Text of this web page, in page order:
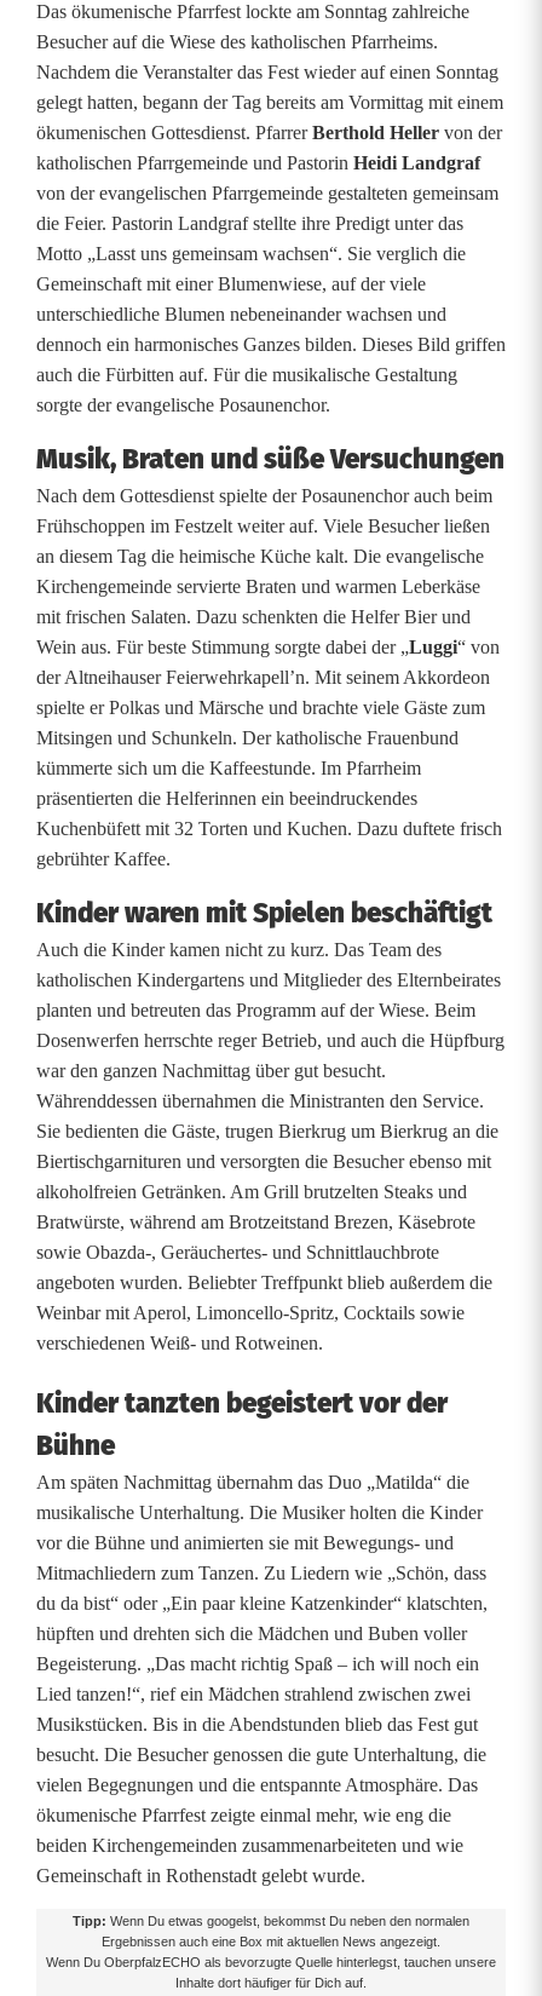
h
e
s
P
f
a
r
r
f
e
s
t
v
e
r
e
i
n
t
G
e
m
e
i
n
d
e
n
i
R
o
t
h
e
n
s
t
a
d
t
Das ökumenische Pfarrfest lockte am Sonntag zahlreiche
Besucher auf die Wiese des katholischen Pfarrheims.
Nachdem die Veranstalter das Fest wieder auf einen Sonntag
gelegt hatten, begann der Tag bereits am Vormittag mit einem
ökumenischen Gottesdienst. PfarrerBerthold Heller von der
katholischen Pfarrgemeinde und Pastorin Heidi Landgraf
von der evangelischen Pfarrgemeinde gestalteten gemeinsam
die Feier. Pastorin Landgraf stellte ihre Predigt unter das
Motto „Lasst uns gemeinsam wachsen“. Sie verglich die
Gemeinschaft mit einer Blumenwiese, auf der viele
unterschiedliche Blumen nebeneinander wachsen und
dennoch ein harmonisches Ganzes bilden. Dieses Bild griffen
auch die Fürbitten auf. Für die musikalische Gestaltung
sorgte der evangelische Posaunenchor.
Musik, Braten und süße Versuchungen
Nach dem Gottesdienst spielte der Posaunenchor auch beim
Frühschoppen im Festzelt weiter auf. Viele Besucher ließen
an diesem Tag die heimische Küche kalt. Die evangelische
Kirchengemeinde servierte Braten und warmen Leberkäse
mit frischen Salaten. Dazu schenkten die Helfer Bier und
Wein aus. Für beste Stimmung sorgte dabei der „Luggi“ von
der Altneihauser Feierwehrkapell’n. Mit seinem Akkordeon
spielte er Polkas und Märsche und brachte viele Gäste zum
Mitsingen und Schunkeln. Der katholische Frauenbund
kümmerte sich um die Kaffeestunde. Im Pfarrheim
präsentierten die Helferinnen ein beeindruckendes
Kuchenbüfett mit 32 Torten und Kuchen. Dazu duftete frisch
gebrühter Kaffee.
Kinder waren mit Spielen beschäftigt
Auch die Kinder kamen nicht zu kurz. Das Team des
katholischen Kindergartens und Mitglieder des Elternbeirates
planten und betreuten das Programm auf der Wiese. Beim
Dosenwerfen herrschte reger Betrieb, und auch die Hüpfburg
war den ganzen Nachmittag über gut besucht.
Währenddessen übernahmen die Ministranten den Service.
Sie bedienten die Gäste, trugen Bierkrug um Bierkrug an die
Biertischgarnituren und versorgten die Besucher ebenso mit
alkoholfreien Getränken. Am Grill brutzelten Steaks und
Bratwürste, während am Brotzeitstand Brezen, Käsebrote
sowie Obazda-, Geräuchertes- und Schnittlauchbrote
angeboten wurden. Beliebter Treffpunkt blieb außerdem die
Weinbar mit Aperol, Limoncello-Spritz, Cocktails sowie
verschiedenen Weiß- und Rotweinen.
Kinder tanzten begeistert vor der
Bühne
Am späten Nachmittag übernahm das Duo „Matilda“ die
musikalische Unterhaltung. Die Musiker holten die Kinder
vor die Bühne und animierten sie mit Bewegungs- und
Mitmachliedern zum Tanzen. Zu Liedern wie „Schön, dass
du da bist“ oder „Ein paar kleine Katzenkinder“ klatschten,
hüpften und drehten sich die Mädchen und Buben voller
Begeisterung. „Das macht richtig Spaß – ich will noch ein
Lied tanzen!“, rief ein Mädchen strahlend zwischen zwei
Musikstücken. Bis in die Abendstunden blieb das Fest gut
besucht. Die Besucher genossen die gute Unterhaltung, die
vielen Begegnungen und die entspannte Atmosphäre. Das
ökumenische Pfarrfest zeigte einmal mehr, wie eng die
beiden Kirchengemeinden zusammenarbeiteten und wie
Gemeinschaft in Rothenstadt gelebt wurde.
Tipp: Wenn Du etwas googelst, bekommst Du neben den normalen
Ergebnissen auch eine Box mit aktuellen News angezeigt.
Wenn Du OberpfalzECHO als bevorzugte Quelle hinterlegst, tauchen unsere
Inhalte dort häufiger für Dich auf.